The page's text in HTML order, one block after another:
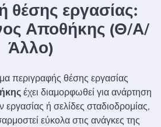
I NEED HELP WITH...
Evaluating candidates
together with others
& Guides
Job description templates
Interview question templates
a jobseeker
I WANT TO LEARN ABOUT...
Applying for a job
Workable customer stories
Explore Workable
θέσης εργασίας:
Αποθήκης (Θ/Α/
Άλλο)
περιγραφής θέσης εργασίας
έχει διαμορφωθεί για ανάρτηση
ή σελίδες σταδιοδρομίας,
εύκολα στις ανάγκες της